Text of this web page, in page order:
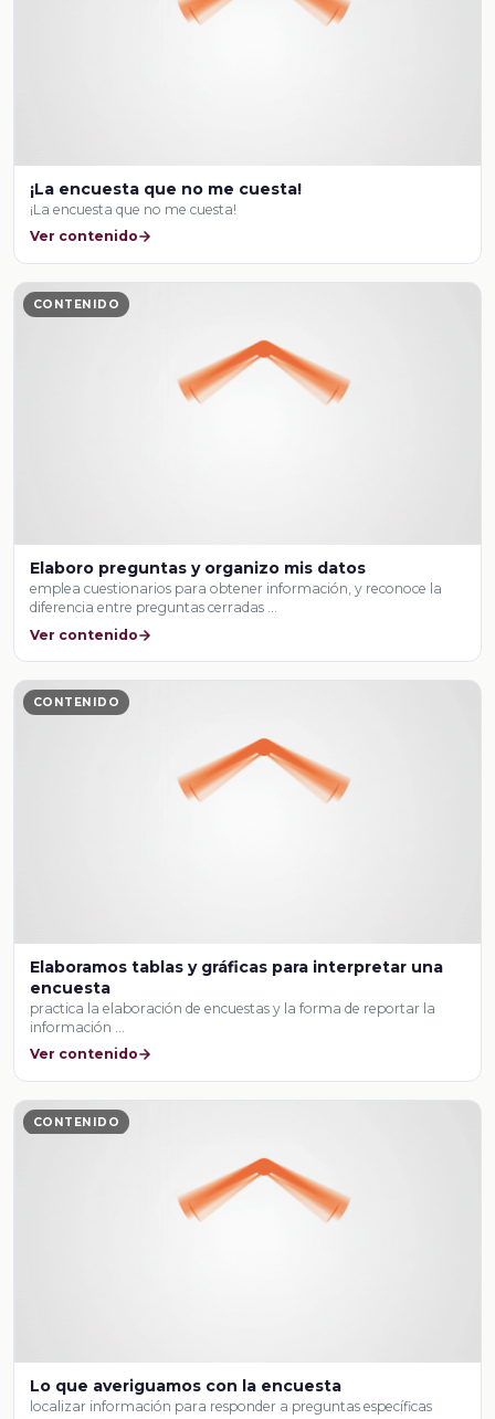
¡La encuesta que no me cuesta!
¡La encuesta que no me cuesta!
Ver contenido
CONTENIDO
Elaboro preguntas y organizo mis datos
emplea cuestionarios para obtener información, y reconoce la
diferencia entre preguntas cerradas …
Ver contenido
CONTENIDO
Elaboramos tablas y gráficas para interpretar una
encuesta
practica la elaboración de encuestas y la forma de reportar la
información …
Ver contenido
CONTENIDO
Lo que averiguamos con la encuesta
localizar información para responder a preguntas específicas